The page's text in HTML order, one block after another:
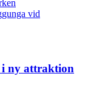
i ny attraktion